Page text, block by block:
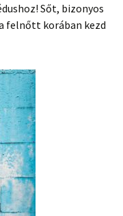
Sőt, bizonyos
felnőtt korában kezd